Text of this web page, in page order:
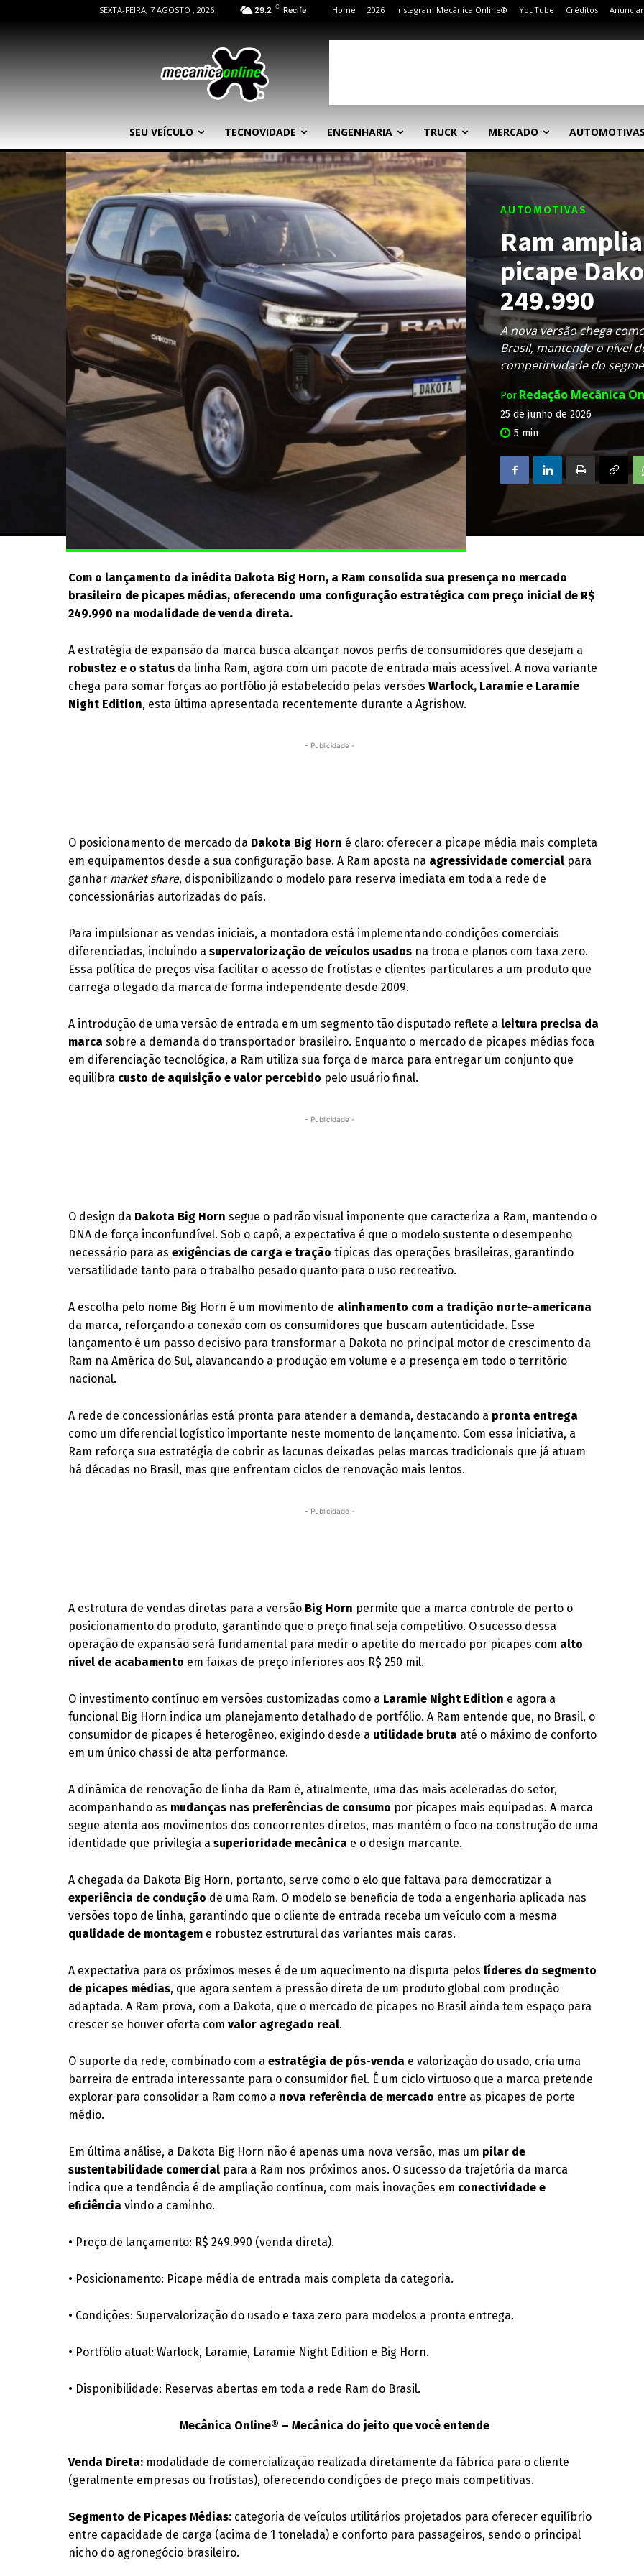
SEXTA-FEIRA, 7 AGOSTO , 2026 29.2 C Recife Home 2026 Instagram Mecânica Online® YouTube Créditos Anunciar
SEU VEÍCULO TECNOVIDADE ENGENHARIA TRUCK MERCADO AUTOMOTIVAS
AUTOMOTIVAS
Ram
picape
249.990
A nova versão chega
Brasil, mantendo o nível
competitividade do
Por Redação Mecânica
25 de junho de 2026
5 min
Com o lançamento da inédita Dakota Big Horn, a Ram consolida sua presença no mercado
brasileiro de picapes médias, oferecendo uma configuração estratégica com preço inicial de R$
249.990 na modalidade de venda direta.
A estratégia de expansão da marca busca alcançar novos perfis de consumidores que desejam a
robustez e o status da linha Ram, agora com um pacote de entrada mais acessível. A nova variante
chega para somar forças ao portfólio já estabelecido pelas versõesWarlock, Laramie e Laramie
Night Edition, esta última apresentada recentemente durante a Agrishow.
- Publicidade -
O posicionamento de mercado da Dakota Big Horn é claro: oferecer a picape média mais completa
em equipamentos desde a sua configuração base. A Ram aposta na agressividade comercial para
ganhar market share, disponibilizando o modelo para reserva imediata em toda a rede de
concessionárias autorizadas do país.
Para impulsionar as vendas iniciais, a montadora está implementando condições comerciais
diferenciadas, incluindo asupervalorização de veículos usados na troca e planos com taxa zero.
Essa política de preços visa facilitar o acesso de frotistas e clientes particulares a um produto que
carrega o legado da marca de forma independente desde 2009.
A introdução de uma versão de entrada em um segmento tão disputado reflete a leitura precisa da
marca sobre a demanda do transportador brasileiro. Enquanto o mercado de picapes médias foca
em diferenciação tecnológica, a Ram utiliza sua força de marca para entregar um conjunto que
equilibra custo de aquisição e valor percebido pelo usuário final.
- Publicidade -
O design da Dakota Big Horn segue o padrão visual imponente que caracteriza a Ram, mantendo o
DNA de força inconfundível. Sob o capô, a expectativa é que o modelo sustente o desempenho
necessário para asexigências de carga e tração típicas das operações brasileiras, garantindo
versatilidade tanto para o trabalho pesado quanto para o uso recreativo.
A escolha pelo nome Big Horn é um movimento de alinhamento com a tradição norte-americana
da marca, reforçando a conexão com os consumidores que buscam autenticidade. Esse
lançamento é um passo decisivo para transformar a Dakota no principal motor de crescimento da
Ram na América do Sul, alavancando a produção em volume e a presença em todo o território
nacional.
A rede de concessionárias está pronta para atender a demanda, destacando a pronta entrega
como um diferencial logístico importante neste momento de lançamento. Com essa iniciativa, a
Ram reforça sua estratégia de cobrir as lacunas deixadas pelas marcas tradicionais que já atuam
há décadas no Brasil, mas que enfrentam ciclos de renovação mais lentos.
- Publicidade -
A estrutura de vendas diretas para a versão Big Horn permite que a marca controle de perto o
posicionamento do produto, garantindo que o preço final seja competitivo. O sucesso dessa
operação de expansão será fundamental para medir o apetite do mercado por picapes com alto
nível de acabamento em faixas de preço inferiores aos R$ 250 mil.
O investimento contínuo em versões customizadas como a Laramie Night Edition e agora a
funcional Big Horn indica um planejamento detalhado de portfólio. A Ram entende que, no Brasil, o
consumidor de picapes é heterogêneo, exigindo desde a utilidade bruta até o máximo de conforto
em um único chassi de alta performance.
A dinâmica de renovação de linha da Ram é, atualmente, uma das mais aceleradas do setor,
acompanhando as mudanças nas preferências de consumo por picapes mais equipadas. A marca
segue atenta aos movimentos dos concorrentes diretos, mas mantém o foco na construção de uma
identidade que privilegia asuperioridade mecânica e o design marcante.
A chegada da Dakota Big Horn, portanto, serve como o elo que faltava para democratizar a
experiência de condução de uma Ram. O modelo se beneficia de toda a engenharia aplicada nas
versões topo de linha, garantindo que o cliente de entrada receba um veículo com a mesma
qualidade de montagem e robustez estrutural das variantes mais caras.
A expectativa para os próximos meses é de um aquecimento na disputa pelos líderes do segmento
de picapes médias, que agora sentem a pressão direta de um produto global com produção
adaptada. A Ram prova, com a Dakota, que o mercado de picapes no Brasil ainda tem espaço para
crescer se houver oferta comvalor agregado real.
O suporte da rede, combinado com aestratégia de pós-venda e valorização do usado, cria uma
barreira de entrada interessante para o consumidor fiel. É um ciclo virtuoso que a marca pretende
explorar para consolidar a Ram como a nova referência de mercado entre as picapes de porte
médio.
Em última análise, a Dakota Big Horn não é apenas uma nova versão, mas um pilar de
sustentabilidade comercial para a Ram nos próximos anos. O sucesso da trajetória da marca
indica que a tendência é de ampliação contínua, com mais inovações em conectividade e
eficiência vindo a caminho.
• Preço de lançamento: R$ 249.990 (venda direta).
• Posicionamento: Picape média de entrada mais completa da categoria.
• Condições: Supervalorização do usado e taxa zero para modelos a pronta entrega.
• Portfólio atual: Warlock, Laramie, Laramie Night Edition e Big Horn.
• Disponibilidade: Reservas abertas em toda a rede Ram do Brasil.
Mecânica Online® – Mecânica do jeito que você entende
Venda Direta: modalidade de comercialização realizada diretamente da fábrica para o cliente
(geralmente empresas ou frotistas), oferecendo condições de preço mais competitivas.
Segmento de Picapes Médias: categoria de veículos utilitários projetados para oferecer equilíbrio
entre capacidade de carga (acima de 1 tonelada) e conforto para passageiros, sendo o principal
nicho do agronegócio brasileiro.